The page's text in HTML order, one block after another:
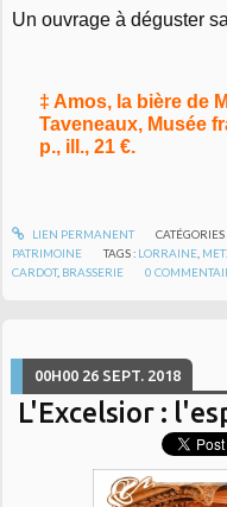
Un ouvrage à déguster
‡ Amos, la bière de
Taveneaux, Musée
p., ill., 21 €.
LIEN PERMANENT CATÉGORIES
PATRIMOINE
TAGS : LORRAINE
CARDOT, BRASSERIE 0
00H00 26 SEPT. 2018
L'Excelsior :